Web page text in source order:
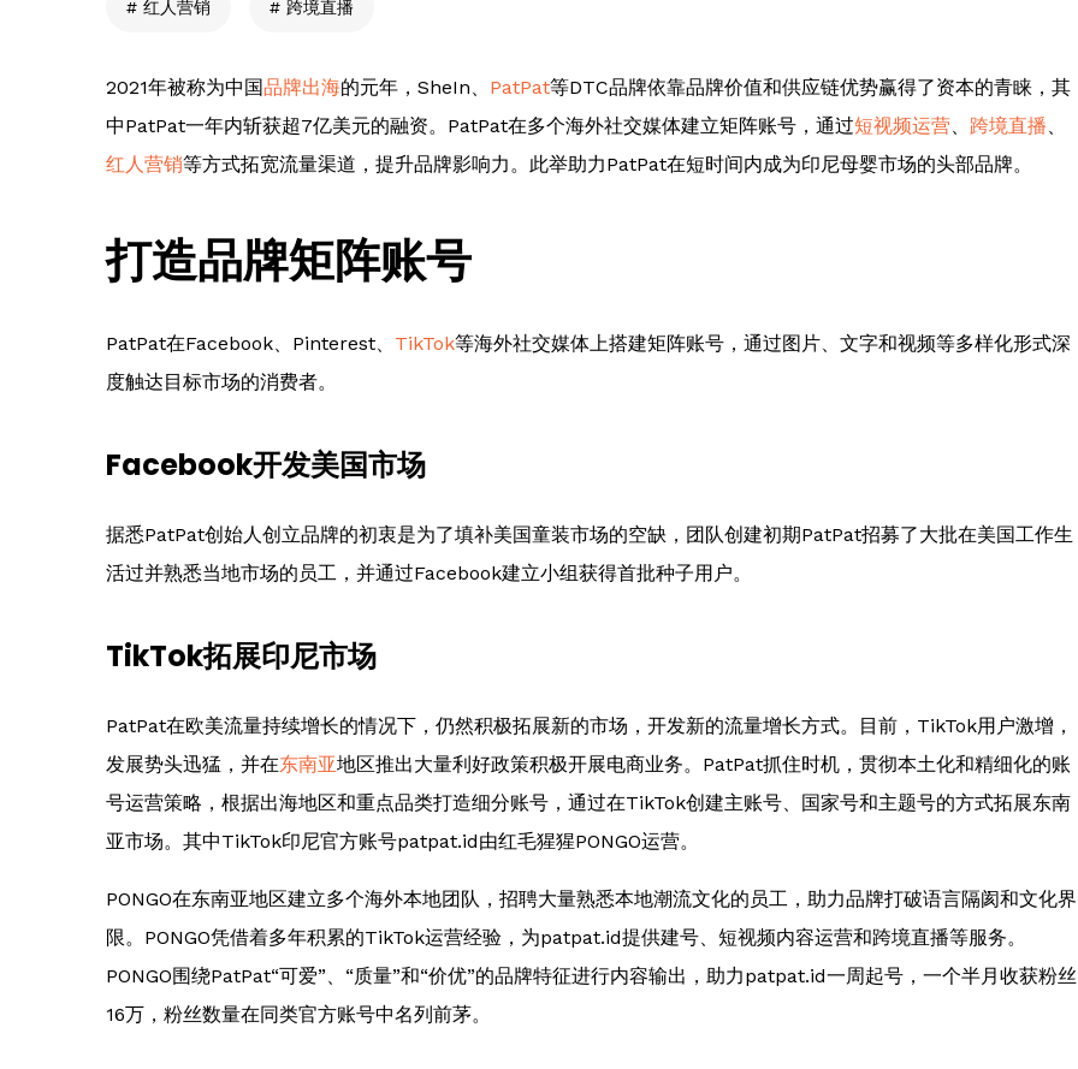
红人营销 跨境直播
2021年被称为中国品牌出海的元年，SheIn、 PatPat等DTC品牌依靠品牌价值和供应链优势赢得了资本的青睐，其
中PatPat一年内斩获超7亿美元的融资。PatPat在多个海外社交媒体建立矩阵账号，通过短视频运营、 跨境直播、
红人营销等方式拓宽流量渠道，提升品牌影响力。此举助力PatPat在短时间内成为印尼母婴市场的头部品牌。
打造品牌矩阵账号
PatPat在Facebook、Pinterest、 TikTok等海外社交媒体上搭建矩阵账号，通过图片、文字和视频等多样化形式深
度触达目标市场的消费者。
Facebook开发美国市场
据悉PatPat创始人创立品牌的初衷是为了填补美国童装市场的空缺，团队创建初期PatPat招募了大批在美国工作生
活过并熟悉当地市场的员工，并通过Facebook建立小组获得首批种子用户。
TikTok拓展印尼市场
PatPat在欧美流量持续增长的情况下，仍然积极拓展新的市场，开发新的流量增长方式。目前，TikTok用户激增，
发展势头迅猛，并在东南亚地区推出大量利好政策积极开展电商业务。PatPat抓住时机，贯彻本土化和精细化的账
号运营策略，根据出海地区和重点品类打造细分账号，通过在TikTok创建主账号、国家号和主题号的方式拓展东南
亚市场。其中TikTok印尼官方账号patpat.id由红毛猩猩PONGO运营。
PONGO在东南亚地区建立多个海外本地团队，招聘大量熟悉本地潮流文化的员工，助力品牌打破语言隔阂和文化界
限。PONGO凭借着多年积累的TikTok运营经验，为patpat.id提供建号、短视频内容运营和跨境直播等服务。
PONGO围绕PatPat“可爱”、“质量”和“价优”的品牌特征进行内容输出，助力patpat.id一周起号，一个半月收获粉丝
16万，粉丝数量在同类官方账号中名列前茅。